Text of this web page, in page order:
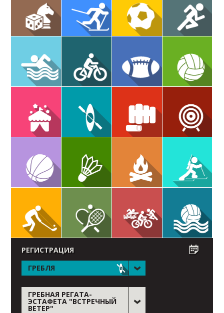
РЕГИСТРАЦИЯ
ГРЕБЛЯ
ГРЕБНАЯ РЕГАТА-
ЭСТАФЕТА "ВСТРЕЧНЫЙ
ВЕТЕР"